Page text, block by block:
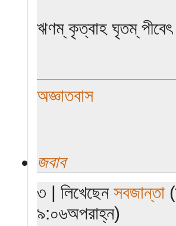
ঋণম্ কৃত্বাহ ঘৃতম্ পীবেৎ
অজ্ঞাতবাস
জবাব
৩ | লিখেছেন সবজান্তা
৯:০৬অপরাহ্ন)